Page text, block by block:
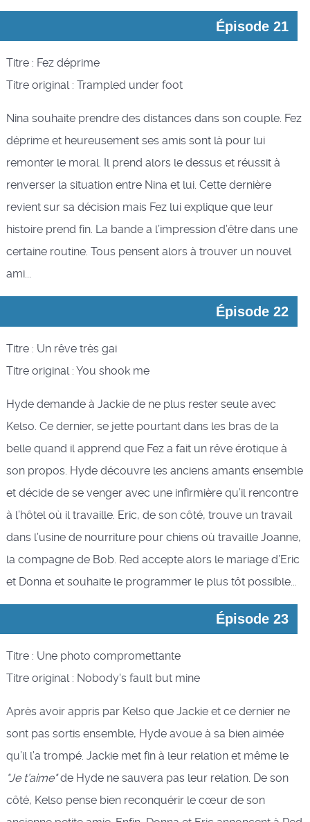
Épisode 21
Titre : Fez déprime
Titre original : Trampled under foot
Nina souhaite prendre des distances dans son couple. Fez
déprime et heureusement ses amis sont là pour lui
remonter le moral. Il prend alors le dessus et réussit à
renverser la situation entre Nina et lui. Cette dernière
revient sur sa décision mais Fez lui explique que leur
histoire prend fin. La bande a l’impression d’être dans une
certaine routine. Tous pensent alors à trouver un nouvel
ami...
Épisode 22
Titre : Un rêve très gai
Titre original : You shook me
Hyde demande à Jackie de ne plus rester seule avec
Kelso. Ce dernier, se jette pourtant dans les bras de la
belle quand il apprend que Fez a fait un rêve érotique à
son propos. Hyde découvre les anciens amants ensemble
et décide de se venger avec une infirmière qu’il rencontre
à l’hôtel où il travaille. Eric, de son côté, trouve un travail
dans l’usine de nourriture pour chiens où travaille Joanne,
la compagne de Bob. Red accepte alors le mariage d’Eric
et Donna et souhaite le programmer le plus tôt possible...
Épisode 23
Titre : Une photo compromettante
Titre original : Nobody's fault but mine
Après avoir appris par Kelso que Jackie et ce dernier ne
sont pas sortis ensemble, Hyde avoue à sa bien aimée
qu’il l’a trompé. Jackie met fin à leur relation et même le
"Je t’aime"de Hyde ne sauvera pas leur relation. De son
côté, Kelso pense bien reconquérir le cœur de son